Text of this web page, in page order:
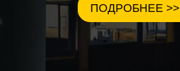
ПОДРОБНЕЕ >>